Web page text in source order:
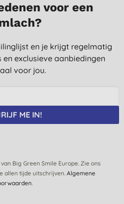
voor een
en je krijgt regelmatig
en exclusieve aanbiedingen
voor jou.
ME IN!
Big Green Smile Europe. Zie ons
allen tijde uitschrijven. Algemene
.